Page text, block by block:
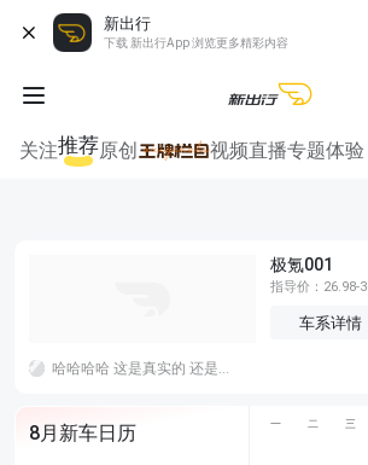
新出行
下载 新出行App 浏览更多精彩内容
关注推荐原创 视频直播专题体验
极氪001
指导价：26.98-
车系详情
哈哈哈哈 这是真实的 还是在拍段子 这是和以前加油一样的玩法嘛？ 哈哈哈哈。管子里的油也要加进去 这电缆里的电也得加进去。
8月新车日历 一 二 三